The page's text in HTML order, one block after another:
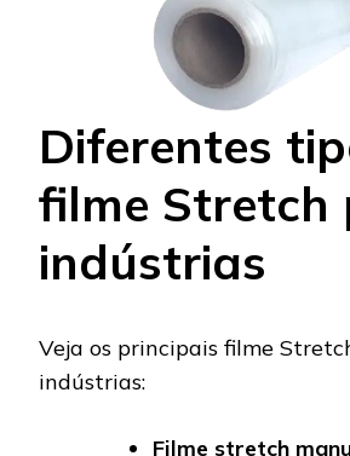
Diferentes
filme Stretch
indústrias
Veja os principais filme
indústrias:
Filme stretch